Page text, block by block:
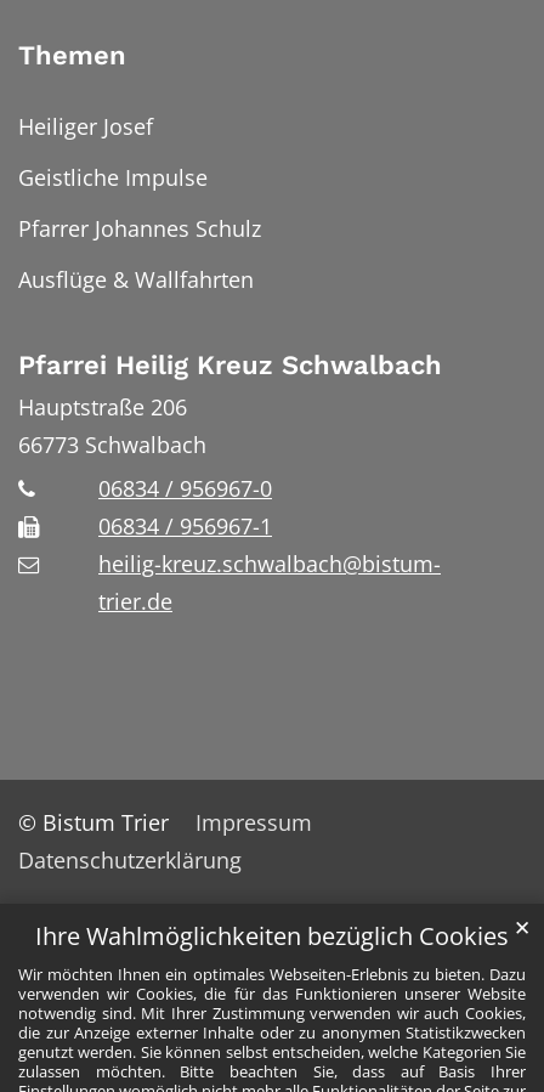
Ihre Wahlmöglichkeiten bezüglich Cookies
Wir möchten Ihnen ein optimales Webseiten-Erlebnis zu bieten. Dazu
verwenden wir Cookies, die für das Funktionieren unserer Website
notwendig sind. Mit Ihrer Zustimmung verwenden wir auch Cookies,
die zur Anzeige externer Inhalte oder zu anonymen Statistikzwecken
genutzt werden. Sie können selbst entscheiden, welche Kategorien Sie
zulassen möchten. Bitte beachten Sie, dass auf Basis Ihrer
✕
Themen
Heiliger Josef
Geistliche Impulse
Pfarrer Johannes Schulz
Ausflüge & Wallfahrten
Pfarrei Heilig Kreuz Schwalbach
Hauptstraße 206
66773 Schwalbach
06834 / 956967-0
06834 / 956967-1
heilig-kreuz.schwalbach@bistum-
trier.de
© Bistum Trier
Impressum
Datenschutzerklärung